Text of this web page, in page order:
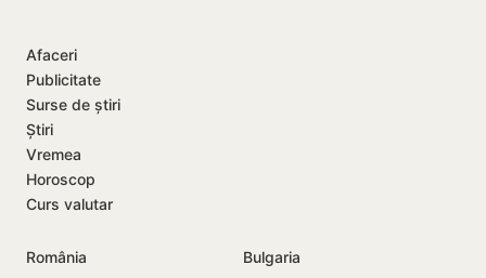
Afaceri
Publicitate
Surse de știri
Știri
Vremea
Horoscop
Curs valutar
România
Bulgaria